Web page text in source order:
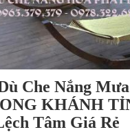
Che Nắng
KHÁNH
Tâm Giá Rẻ